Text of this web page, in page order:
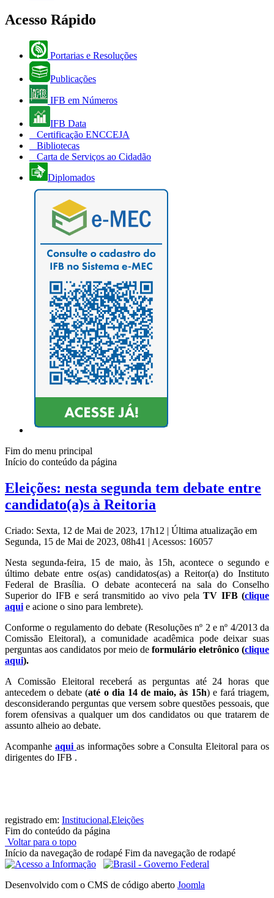
Acesso Rápido
Portarias e Resoluções
Publicações
IFB em Números
IFB Data
Certificação ENCCEJA
Bibliotecas
Carta de Serviços ao Cidadão
Diplomados
Fim do menu principal
Início do conteúdo da página
Eleições: nesta segunda tem debate entre
candidato(a)s à Reitoria
Criado: Sexta, 12 de Mai de 2023, 17h12 | Última atualização em
Segunda, 15 de Mai de 2023, 08h41 | Acessos: 16057
Nesta segunda-feira, 15 de maio, às 15h, acontece o segundo e
último debate entre os(as) candidatos(as) a Reitor(a) do Instituto
Federal de Brasília. O debate acontecerá na sala do Conselho
Superior do IFB e será transmitido ao vivo pelaTV IFB (clique
aqui e acione o sino para lembrete).
Conforme o regulamento do debate (Resoluções nº 2 e nº 4/2013 da
Comissão Eleitoral), a comunidade acadêmica pode deixar suas
perguntas aos candidatos por meio de formulário eletrônico (clique
aqui).
A Comissão Eleitoral receberá as perguntas até 24 horas que
antecedem o debate (até o dia 14 de maio, às 15h) e fará triagem,
desconsiderando perguntas que versem sobre questões pessoais, que
forem ofensivas a qualquer um dos candidatos ou que tratarem de
assunto alheio ao debate.
Acompanhe aqui as informações sobre a Consulta Eleitoral para os
dirigentes do IFB .
registrado em: Institucional,Eleições
Fim do conteúdo da página
Voltar para o topo
Início da navegação de rodapé Fim da navegação de rodapé
Desenvolvido com o CMS de código aberto Joomla